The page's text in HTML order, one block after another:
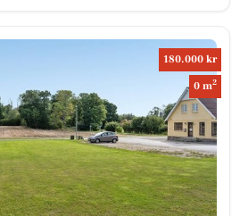
180.000 kr
0 m2